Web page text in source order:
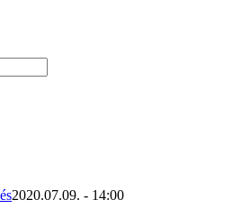
2020.07.09. - 14:00